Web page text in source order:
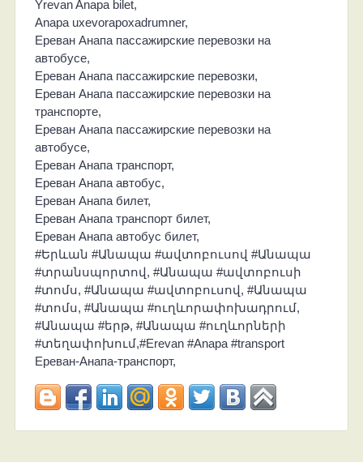
Yrevan Anapa bilet,
Anapa uxevorapoxadrumner,
Ереван Анапа пассажирские перевозки на
автобусе,
Ереван Анапа пассажирские перевозки,
Ереван Анапа пассажирские перевозки на
транспорте,
Ереван Анапа пассажирские перевозки на
автобусе,
Ереван Анапа транспорт,
Ереван Анапа автобус,
Ереван Анапа билет,
Ереван Анапа транспорт билет,
Ереван Анапа автобус билет,
#Երևան #Անապա #ավտոբուսով #Անապա
#տրանսպորտով, #Անապա #ավտոբուսի
#տոմս, #Անապա #ավտոբուսով, #Անապա
#տոմս, #Անապա #ուղևորափոխադրում,
#Անապա #երթ, #Անապա #ուղևորների
#տեղափոխում,#Erevan #Anapa #transport
Ереван-Анапа-транспорт,